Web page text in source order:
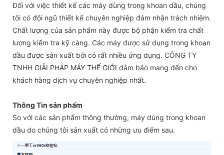
Đối với việc thiết kế các máy dùng trong khoan dầu, chúng
tôi có đội ngũ thiết kế chuyên nghiệp đảm nhận trách nhiệm.
Chất lượng của sản phẩm này được bộ phận kiểm tra chất
lượng kiểm tra kỹ càng. Các máy được sử dụng trong khoan
dầu được sản xuất bởi có rất nhiều ứng dụng. CÔNG TY
TNHH GIẢI PHÁP MÁY THẾ GIỚI đảm bảo mang đến cho
khách hàng dịch vụ chuyên nghiệp nhất.
Thông Tin sản phẩm
So với các sản phẩm thông thường, máy dùng trong khoan
dầu do chúng tôi sản xuất có những ưu điểm sau.